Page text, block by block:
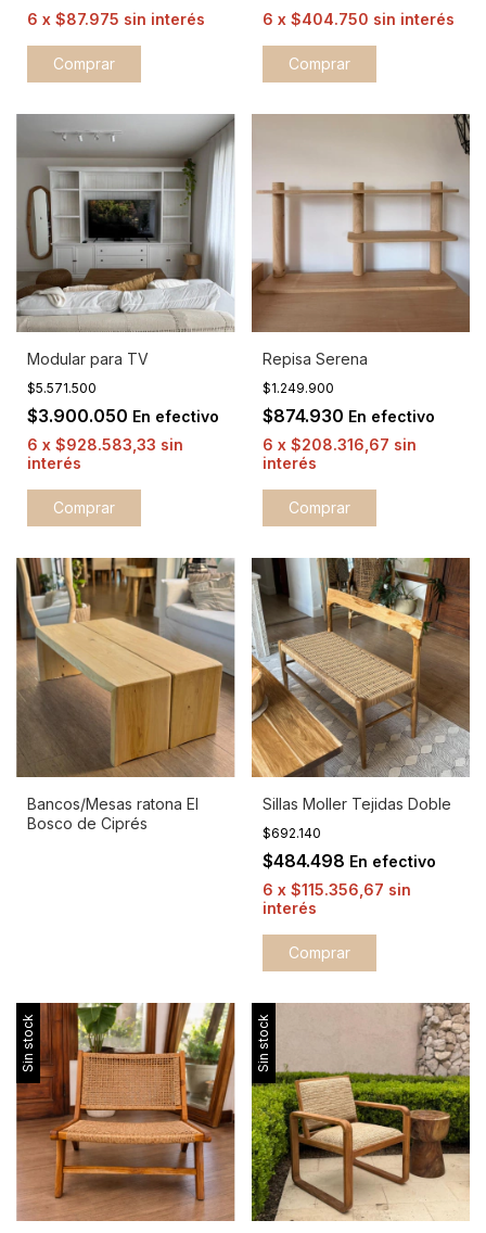
6 x $87.975 sin interés 6 x $404.750 sin interés
Modular para TV
$5.571.500
$3.900.050 En efectivo
6 x $928.583,33 sin
interés
Repisa Serena
$1.249.900
$874.930 En efectivo
6 x $208.316,67 sin
interés
Bancos/Mesas ratona El
Bosco de Ciprés
Sillas Moller Tejidas Doble
$692.140
$484.498 En efectivo
6 x $115.356,67 sin
interés
Sin stock Sin stock